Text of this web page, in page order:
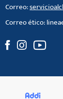
Correo:
Correo ético: